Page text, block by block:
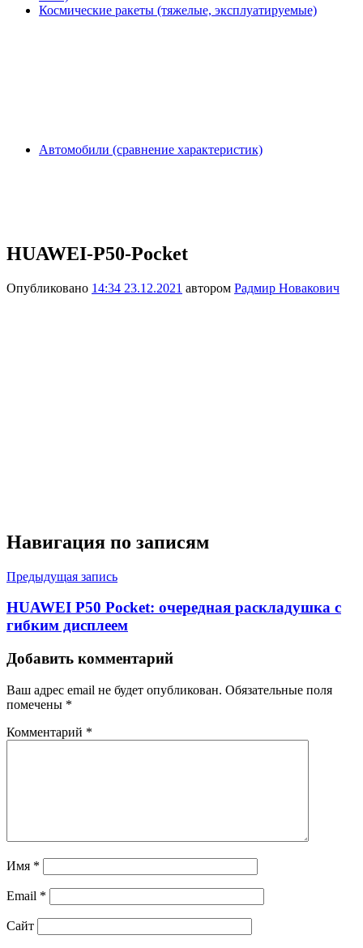
Космические ракеты (тяжелые, эксплуатируемые)
Автомобили (сравнение характеристик)
HUAWEI-P50-Pocket
Опубликовано 14:34 23.12.2021 автором Радмир Новакович
Навигация по записям
Предыдущая запись
HUAWEI P50 Pocket: очередная раскладушка с
гибким дисплеем
Добавить комментарий
Ваш адрес email не будет опубликован. Обязательные поля
помечены *
Комментарий *
Имя *
Email *
Сайт